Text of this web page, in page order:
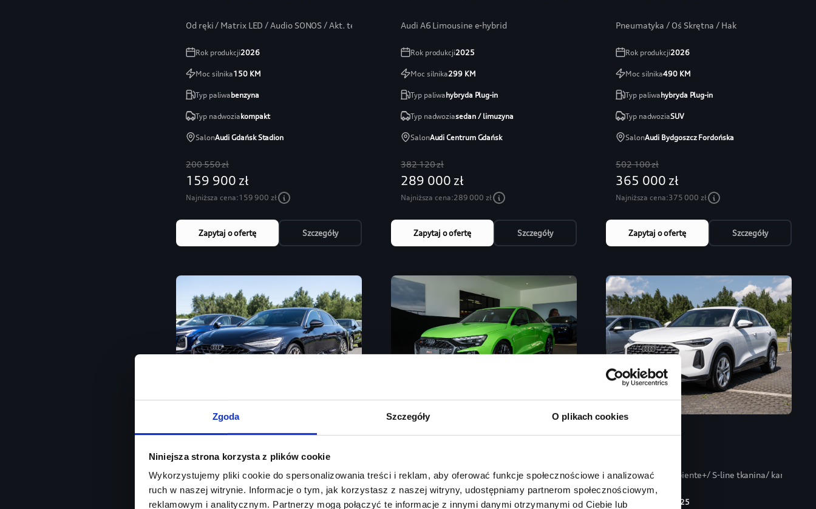
Zgoda Szczegóły O plikach cookies
Niniejsza strona korzysta z plików cookie
Wykorzystujemy pliki cookie do spersonalizowania treści i reklam, aby oferować funkcje społecznościowe i analizować
ruch w naszej witrynie. Informacje o tym, jak korzystasz z naszej witryny, udostępniamy partnerom społecznościowym,
reklamowym i analitycznym. Partnerzy mogą połączyć te informacje z innymi danymi otrzymanymi od Ciebie lub
Od ręki / Matrix LED / Audio SONOS / Akt. tempomat / Martwe pole
Rok produkcji2026
Moc silnika150KM
Typ paliwabenzyna
Typ nadwoziakompakt
SalonAudi Gdańsk Stadion
200 550 zł
159 900 zł
Najniższa cena:159 900 zł
Zapytaj o ofertę Szczegóły
Audi A6 Limousine e-hybrid
Rok produkcji2025
Moc silnika299KM
Typ paliwahybryda Plug-in
Typ nadwoziasedan / limuzyna
SalonAudi Centrum Gdańsk
382 120 zł
289 000 zł
Najniższa cena:289 000 zł
Zapytaj o ofertę Szczegóły
Pneumatyka / Oś Skrętna / Hak
Rok produkcji2026
Moc silnika490KM
Typ paliwahybryda Plug-in
Typ nadwoziaSUV
SalonAudi Bydgoszcz Fordońska
502 100 zł
365 000 zł
Najniższa cena:375 000 zł
Zapytaj o ofertę Szczegóły
Audi A6 Limousine
kamera360/ Matrix LED/ S-line/ Mikrofibra/ tempomat/ systemy
Rok produkcji2025
Audi RS 3 Limousine
Rok produkcji 2026
Matrix LED/ Ambiente+/ S-line tkanina/
Rok produkcji 2025